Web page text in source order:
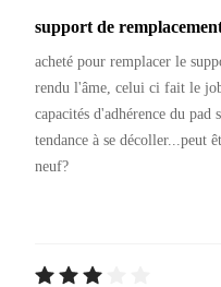
support de
acheté pour remplacer le
rendu l'âme, celui ci fait le
capacités d'adhérence du
tendance à se décoller...peut
neuf?